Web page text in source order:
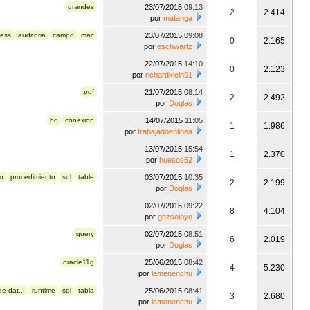
grandes 23/07/2015 09:13
por matanga
2 2.414
auditoria campo mac 23/07/2015 09:08
por eschwartz
0 2.165
22/07/2015 14:10
por richardklein91
0 2.123
pdf 21/07/2015 08:14
por Doglas
2 2.492
bd conexion 14/07/2015 11:05
por trabajadoenlinea
1 1.986
13/07/2015 15:54
por huesos52
1 2.370
procedimiento sql table 03/07/2015 10:35
por Doglas
2 2.199
02/07/2015 09:22
por gnzsoloyo
8 4.104
query 02/07/2015 08:51
por Doglas
6 2.019
oracle11g 25/06/2015 08:42
por lamenenchu
4 5.230
dat... runtime sql tabla 25/06/2015 08:41
por lamenenchu
3 2.680